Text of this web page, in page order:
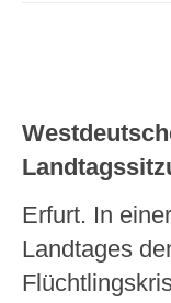
Erfurt. In
Landtages